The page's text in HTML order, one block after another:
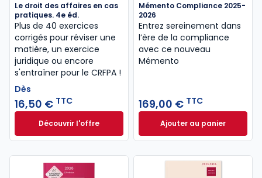
Le droit des affaires en cas
pratiques. 4e éd.
Plus de 40 exercices
corrigés pour réviser une
matière, un exercice
juridique ou encore
s'entraîner pour le CRFPA !
Dès
16,50 € TTC
Découvrir l'offreLe droit des affaires en cas pratiques. 4e éd. à
Dès
Mémento Compliance 2025-
2026
Entrez sereinement dans
l’ère de la compliance
avec ce nouveau
Mémento
169,00 € TTC
Ajouter au panier
Mémento